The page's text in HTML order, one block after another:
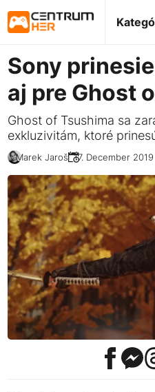
Sony
aj pre Ghost
Ghost of Tsushima sa
exkluzivitám, ktoré
Marek Jaroš 17. December 2019